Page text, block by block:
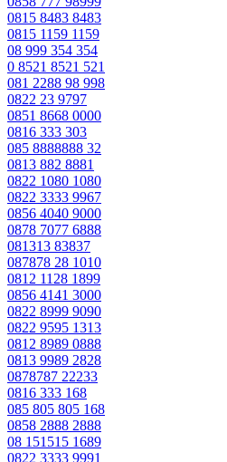
0815 8483 8483
0815 1159 1159
08 999 354 354
0 8521 8521 521
081 2288 98 998
0822 23 9797
0851 8668 0000
0816 333 303
085 8888888 32
0813 882 8881
0822 1080 1080
0822 3333 9967
0856 4040 9000
0878 7077 6888
081313 83837
087878 28 1010
0812 1128 1899
0856 4141 3000
0822 8999 9090
0822 9595 1313
0812 8989 0888
0813 9989 2828
0878787 22233
0816 333 168
085 805 805 168
0858 2888 2888
08 151515 1689
0822 3333 9991